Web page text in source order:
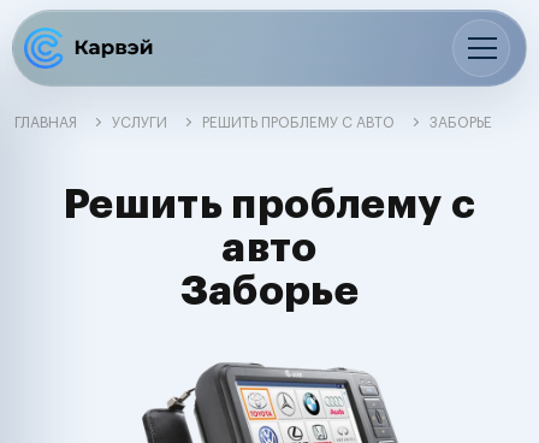
ГЛАВНАЯ УСЛУГИ РЕШИТЬ ПРОБЛЕМУ С АВТО ЗАБОРЬЕ
Решить проблему с
авто
Заборье